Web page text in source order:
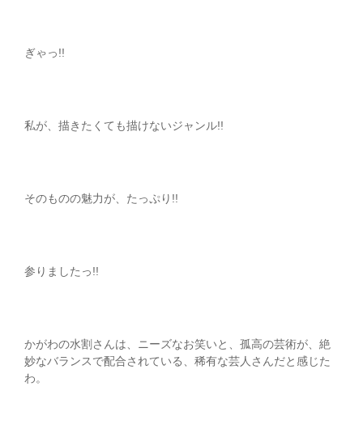
ぎゃっ!!
私が、描きたくても描けないジャンル!!
そのものの魅力が、たっぷり!!
参りましたっ!!
かがわの水割さんは、ニーズなお笑いと、孤高の芸術が、絶
妙なバランスで配合されている、稀有な芸人さんだと感じた
わ。